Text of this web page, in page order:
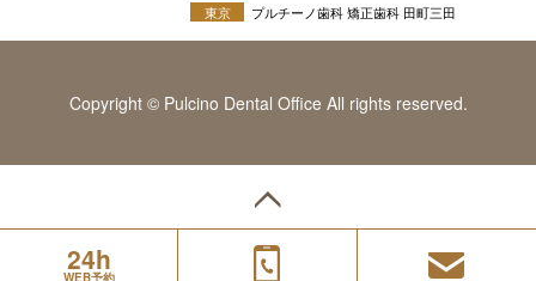
東京
プルチーノ歯科 矯正歯科 田町三田
Copyright © Pulcino Dental Office All rights reserved.
24h
WEB予約